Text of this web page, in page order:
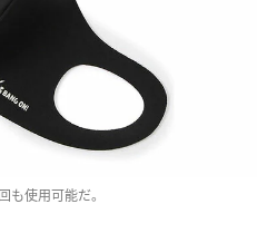
も使用可能だ。